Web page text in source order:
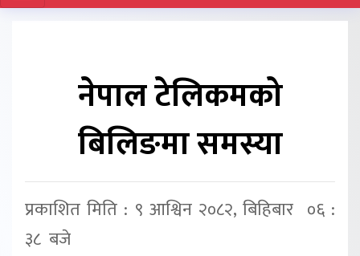
नेपाल टेलिकमको
बिलिङमा समस्या
प्रकाशित मिति : ९ आश्विन २०८२, बिहिबार ०६ :
३८ बजे